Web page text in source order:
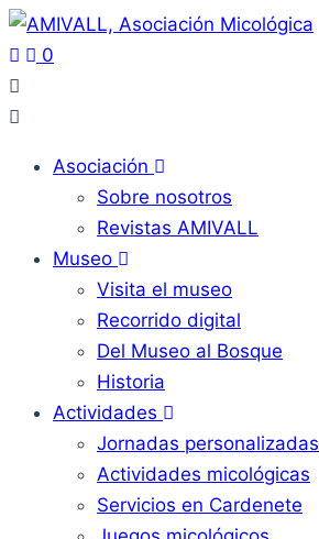
0
Asociación
Sobre nosotros
Revistas AMIVALL
Museo
Visita el museo
Recorrido digital
Del Museo al Bosque
Historia
Actividades
Jornadas personalizadas
Actividades micológicas
Servicios en Cardenete